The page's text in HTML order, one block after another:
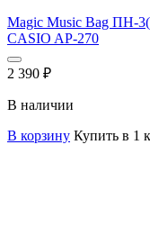
Magic Music Bag ПН-
CASIO AP-270
2 390 ₽
В наличии
В корзину Купить в 1